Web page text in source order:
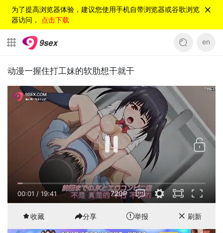
为了提高浏览器体验，建议您使用手机自带浏览器或谷歌浏览
器访问， 点击下载
en
动漫一握住打工妹的软肋想干就干
00:01 / 19:41 720P
收藏 分享 举报 刷新